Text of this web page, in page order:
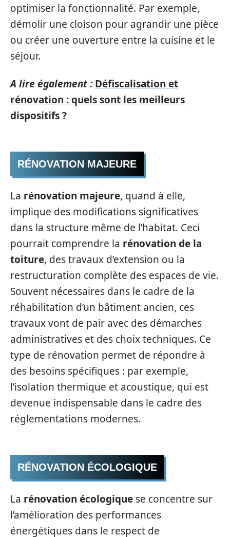
optimiser la fonctionnalité. Par exemple,
démolir une cloison pour agrandir une pièce
ou créer une ouverture entre la cuisine et le
séjour.
A lire également : Défiscalisation et
rénovation : quels sont les meilleurs
dispositifs ?
RÉNOVATION MAJEURE
La rénovation majeure, quand à elle,
implique des modifications significatives
dans la structure même de l’habitat. Ceci
pourrait comprendre la rénovation de la
toiture, des travaux d’extension ou la
restructuration complète des espaces de vie.
Souvent nécessaires dans le cadre de la
réhabilitation d’un bâtiment ancien, ces
travaux vont de pair avec des démarches
administratives et des choix techniques. Ce
type de rénovation permet de répondre à
des besoins spécifiques : par exemple,
l’isolation thermique et acoustique, qui est
devenue indispensable dans le cadre des
réglementations modernes.
RÉNOVATION ÉCOLOGIQUE
La rénovation écologique se concentre sur
l’amélioration des performances
énergétiques dans le respect de